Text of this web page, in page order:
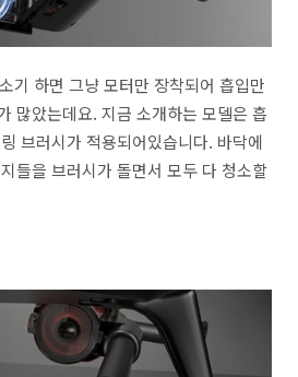
기 하면 그냥 모터만 장착되어 흡입만
많았는데요. 지금 소개하는 모델은 흡
브러시가 적용되어있습니다. 바닥에
들을 브러시가 돌면서 모두 다 청소할